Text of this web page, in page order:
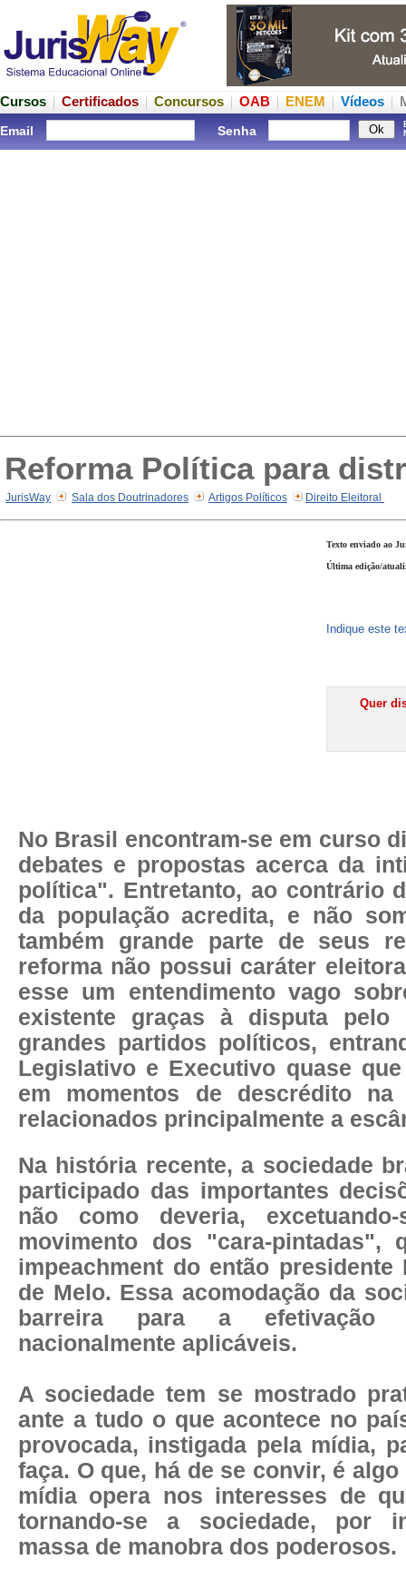
Cursos Certificados Concursos OAB ENEM Vídeos
Email Senha
Reforma Política para
JurisWay Sala dos Doutrinadores Artigos Políticos Direito Eleitoral
Texto enviado ao
Última edição/
Indique este
Quer
No Brasil encontram-se em curso
debates e propostas acerca da
política". Entretanto, ao contrário
da população acredita, e não
também grande parte de seus
reforma não possui caráter
esse um entendimento vago
existente graças à disputa pelo
grandes partidos políticos,
Legislativo e Executivo quase
em momentos de descrédito na
relacionados principalmente a
Na história recente, a sociedade
participado das importantes
não como deveria,
movimento dos "cara-pintadas",
impeachment do então presidente
de Melo. Essa acomodação da
barreira para a efetivação
nacionalmente aplicáveis.
A sociedade tem se mostrado
ante a tudo o que acontece no
provocada, instigada pela mídia,
faça. O que, há de se convir, é
mídia opera nos interesses de
tornando-se a sociedade, por
massa de manobra dos poderosos.